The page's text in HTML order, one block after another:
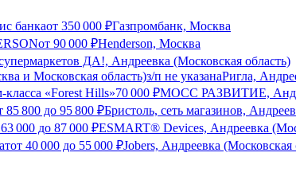
банкаот 350 000 ₽Газпромбанк, Москва
от 90 000 ₽Henderson, Москва
ДА!, Андреевка (Московская область)
и Московская область)з/п не указанаРигла,
«Forest Hills»70 000 ₽МОСС РАЗВИТИЕ,
85 800 до 95 800 ₽Бристоль, сеть магазинов,
63 000 до 87 000 ₽ESMART® Devices, Андреевка
от 40 000 до 55 000 ₽Jobers, Андреевка (Московская